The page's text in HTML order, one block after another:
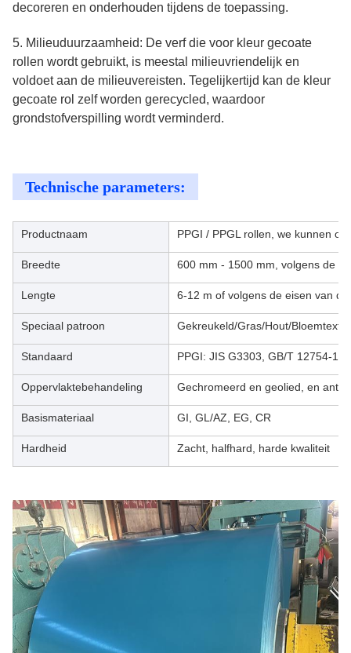
decoreren en onderhouden tijdens de toepassing.
5. Milieuduurzaamheid: De verf die voor kleur gecoate
rollen wordt gebruikt, is meestal milieuvriendelijk en
voldoet aan de milieuvereisten. Tegelijkertijd kan de kleur
gecoate rol zelf worden gerecycled, waardoor
grondstofverspilling wordt verminderd.
Technische parameters:
Productnaam PPGI / PPGL rollen, we kunnen
Breedte 600 mm - 1500 mm, volgens de
Lengte 6-12 m of volgens de eisen van de
Speciaal patroon Gekreukeld/Gras/Hout/
Standaard PPGI: JIS G3303, GB/T 12754-
Oppervlaktebehandeling Gechromeerd en geolied, en anti-
Basismateriaal GI, GL/AZ, EG, CR
Hardheid Zacht, halfhard, harde kwaliteit